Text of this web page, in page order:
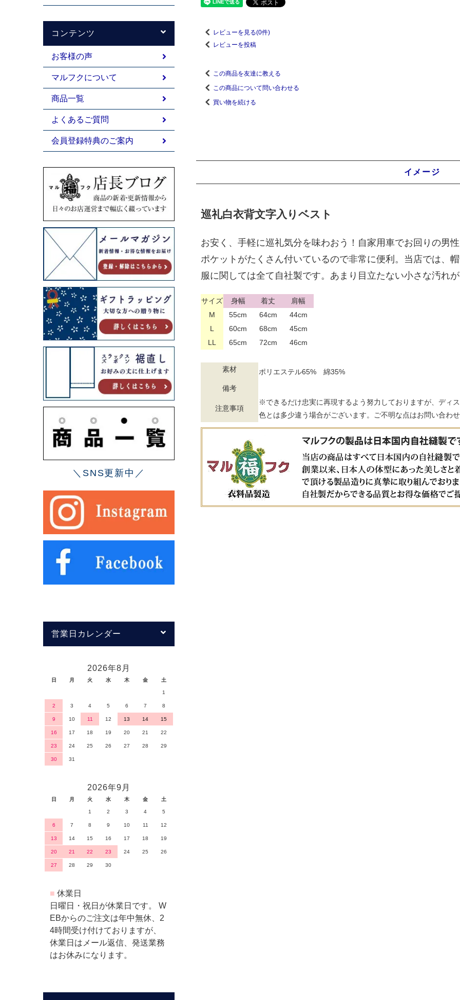
レビューを見る(0件)
レビューを投稿
この商品を友達に教える
この商品について問い合わせる
買い物を続ける
イメージ
巡礼白衣背文字入りベスト
お安く、手軽に巡礼気分を味わおう！自家用車でお回りの男
ポケットがたくさん付いているので非常に便利。当店では、
服に関しては全て自社製です。あまり目立たない小さな汚れ
サイズ 身幅 着丈
肩幅
M
55cm 64cm
44cm
L
60cm 68cm
45cm
LL
65cm 72cm 46cm
素材
ポリエステル65% 綿35%
備考
注意事項
※できるだけ忠実に再現するよう努力しておりますが、ディ
色とは多少違う場合がございます。ご不明な点はお問い合わ
コンテンツ
お客様の声
マルフクについて
商品一覧
よくあるご質問
会員登録特典のご案内
＼SNS更新中／
営業日カレンダー
2026年8月
日 月 火 水 木 金 土
1
2 3 4 5 6 7 8
9 10 11 12 13 14 15
16 17 18 19 20 21 22
23 24 25 26 27 28 29
30 31
2026年9月
日 月 火 水 木 金 土
1 2 3 4 5
6 7 8 9 10 11 12
13 14 15 16 17 18 19
20 21 22 23 24 25 26
27 28 29 30
■ 休業日
日曜日・祝日が休業日です。 W
EBからのご注文は年中無休、2
4時間受け付けておりますが、
休業日はメール返信、発送業務
はお休みになります。